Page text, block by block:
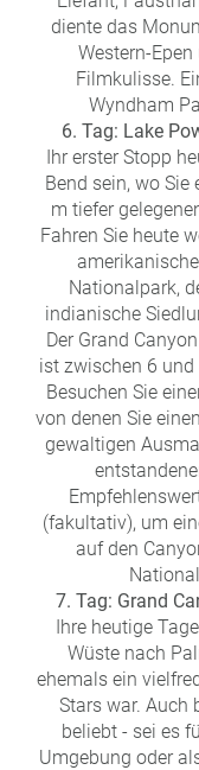
diente das
Western-
Filmkulisse.
Wyndham
6. Tag: Lake
Ihr erster Stopp
Bend sein, wo
m tiefer
Fahren Sie heute
Nationalpark,
indianische
Der Grand
ist zwischen 6
Besuchen Sie
von denen Sie
gewaltigen
(fakultativ), um
auf den
7. Tag: Grand
Ihre heutige
Wüste nach
ehemals ein
Stars war. Auch
beliebt - sei es
Umgebung oder